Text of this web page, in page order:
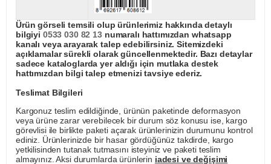
Ürün görseli temsili olup ürünlerimiz hakkında detaylı
bilgiyi 0533 030 82 13numaralı hattımızdan whatsapp
kanalı veya arayarak talep edebilirsiniz. Sitemizdeki
açıklamalar sürekli olarak güncellenmektedir. Bazı detaylar
sadece kataloglarda yer aldığı için mutlaka destek
hattımızdan bilgi talep etmenizi tavsiye ederiz.
Teslimat Bilgileri
Kargonuz teslim edildiğinde, ürünün paketinde deformasyon
veya ürüne zarar verebilecek bir durum söz konusu ise, kargo
görevlisi ile birlikte paketi açarak ürünlerinizin durumunu kontrol
ediniz. Ürünlerinizde bir hasar gördüğünüz takdirde, kargo
yetkilisinden tutanak tutmasını isteyiniz ve paketi teslim
almayınız. Aksi durumlarda ürünlerin iadesi ve değişimi